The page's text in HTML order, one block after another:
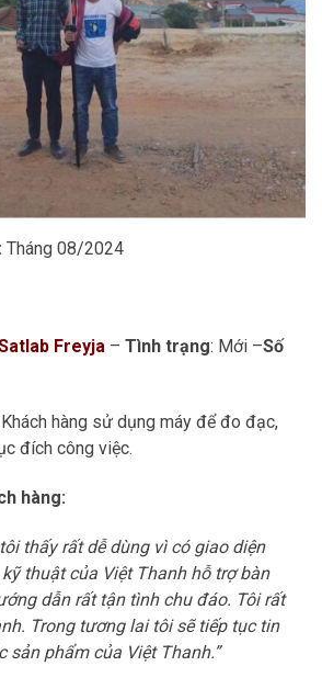
Tháng 08/2024
Freyja– Tình trạng: Mới –Số
Khách hàng sử dụng máy để đo đạc,
đích công việc.
hàng:
thấy rất dễ dùng vì có giao diện
thuật của Việt Thanh hỗ trợ bàn
dẫn rất tận tình chu đáo. Tôi rất
Trong tương lai tôi sẽ tiếp tục tin
sản phẩm của Việt Thanh.”